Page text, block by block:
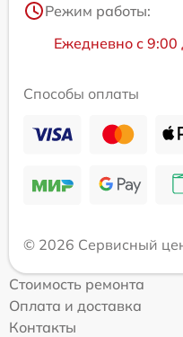
Режим работы:
Ежедневно с 9:00
Способы оплаты
© 2026 Сервисный
Стоимость ремонта
Оплата и доставка
Контакты